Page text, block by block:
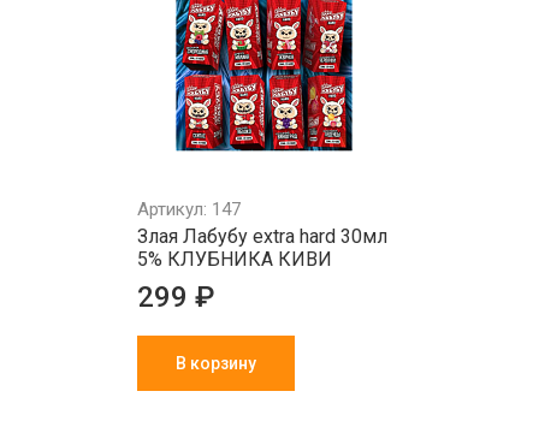
Артикул: 147
Злая Лабубу extra hard 30мл
5% КЛУБНИКА КИВИ
299 ₽
В корзину